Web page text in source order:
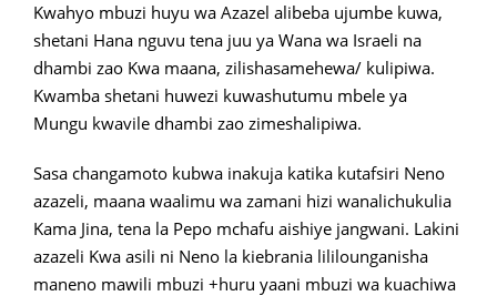
Kwahyo mbuzi huyu wa Azazel alibeba ujumbe kuwa,
shetani Hana nguvu tena juu ya Wana wa Israeli na
dhambi zao Kwa maana, zilishasamehewa/ kulipiwa.
Kwamba shetani huwezi kuwashutumu mbele ya
Mungu kwavile dhambi zao zimeshalipiwa.
Sasa changamoto kubwa inakuja katika kutafsiri Neno
azazeli, maana waalimu wa zamani hizi wanalichukulia
Kama Jina, tena la Pepo mchafu aishiye jangwani. Lakini
azazeli Kwa asili ni Neno la kiebrania lililounganisha
maneno mawili mbuzi +huru yaani mbuzi wa kuachiwa